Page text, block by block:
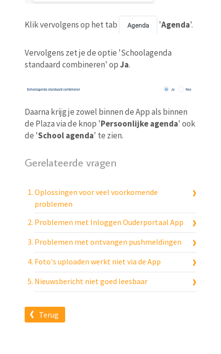
Klik vervolgens op het tab 'Agenda'.
Vervolgens zet je de optie 'Schoolagenda
standaard combineren' opJa.
Daarna krijg je zowel binnen de App als binnen
de Plaza via de knop 'Persoonlijke agenda' ook
de 'School agenda' te zien.
Gerelateerde vragen
Oplossingen voor veel voorkomende
problemen
Problemen met Inloggen Ouderportaal App
Problemen met ontvangen pushmeldingen
Foto's uploaden werkt niet via de App
Nieuwsbericht niet goed leesbaar
Terug